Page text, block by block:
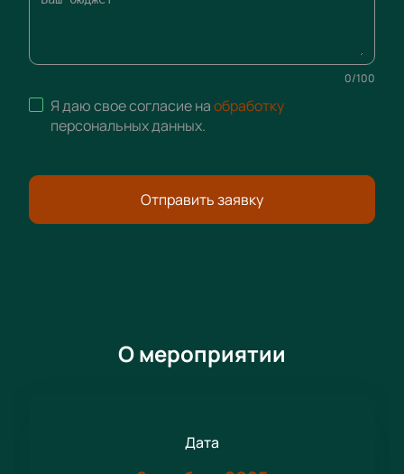
0/100
Я даю свое согласие наобработку
персональных данных.
Отправить заявку
О мероприятии
Дата